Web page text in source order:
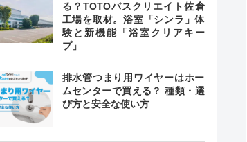
る？TOTOバスクリエイト佐倉
工場を取材。浴室「シンラ」体
験と新機能「浴室クリアキー
プ」
排水管つまり用ワイヤーはホー
ムセンターで買える？ 種類・選
び方と安全な使い方